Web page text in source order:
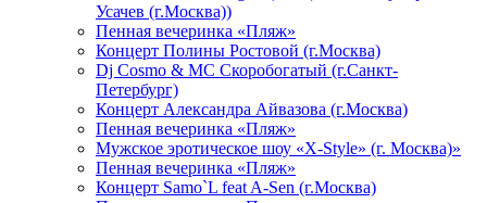
Усачев (г.Москва))
Пенная вечеринка «Пляж»
Концерт Полины Ростовой (г.Москва)
Dj Cosmo & МС Скоробогатый (г.Санкт-
Петербург)
Концерт Александра Айвазова (г.Москва)
Пенная вечеринка «Пляж»
Мужское эротическое шоу «X-Style» (г. Москва)»
Пенная вечеринка «Пляж»
Концерт Samo`L feat A-Sen (г.Москва)